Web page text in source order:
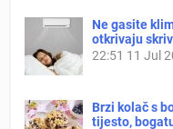
Ne gasite
otkrivaju
22:51 11 Jul
Brzi kolač s
tijesto,